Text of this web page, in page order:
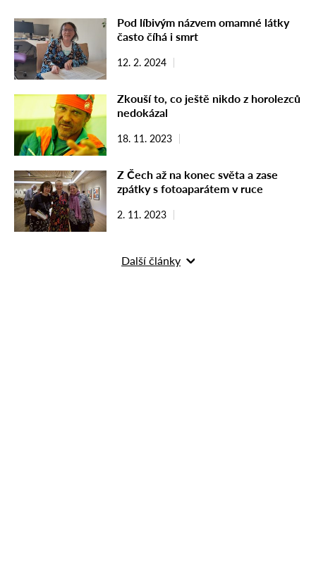
Pod líbivým názvem omamné látky
často číhá i smrt
12. 2. 2024
Zkouší to, co ještě nikdo z horolezců
nedokázal
18. 11. 2023
Z Čech až na konec světa a zase
zpátky s fotoaparátem v ruce
2. 11. 2023
Další články